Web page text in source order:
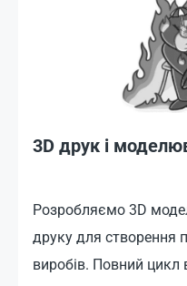
3D друк і
Розробляємо 3D
друку для створення
виробів. Повний цикл